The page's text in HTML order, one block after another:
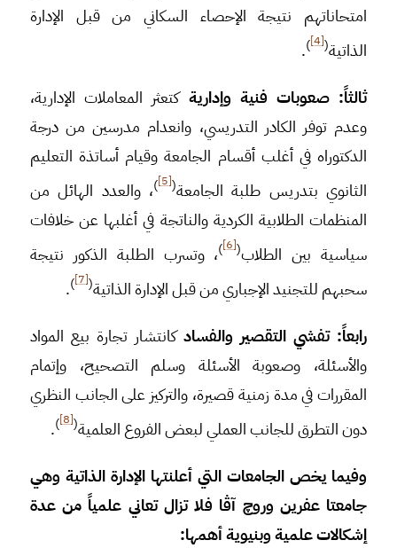
امتحاناتهم نتيجة الإحصاء السكاني من قبل الإدارة
الذاتية(
[4]
)
.
ثالثاً: صعوبات فنية وإدارية كتعثر المعاملات الإدارية،
وعدم توفر الكادر التدريسي، وانعدام مدرسين من درجة
الدكتوراه في أغلب أقسام الجامعة وقيام أساتذة التعليم
الثانوي بتدريس طلبة الجامعة(
[5]
)، والعدد الهائل من
المنظمات الطلابية الكردية والناتجة في أغلبها عن خلافات
سياسية بين الطلاب(
[6]
)، وتسرب الطلبة الذكور نتيجة
سحبهم للتجنيد الإجباري من قبل الإدارة الذاتية(
[7]
)
.
رابعاً: تفشي التقصير والفسادكانتشار تجارة بيع المواد
والأسئلة، وصعوبة الأسئلة وسلم التصحيح، وإتمام
المقررات في مدة زمنية قصيرة، والتركيز على الجانب النظري
دون التطرق للجانب العملي لبعض الفروع العلمية(
[8]
)
.
وفيما يخص الجامعات التي أعلنتها الإدارة الذاتية وهي
جامعتا عفرين وروچ آڨا فلا تزال تعاني علمياً من عدة
إشكالات علمية وبنيوية أهمها: